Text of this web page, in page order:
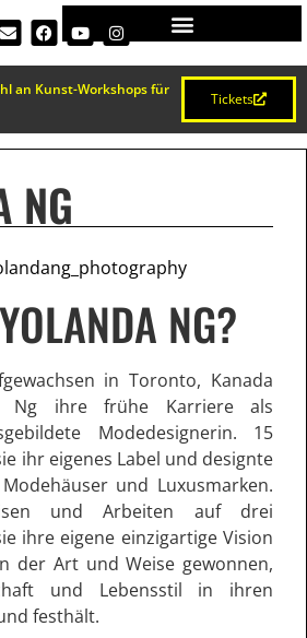
an Kunst-Workshops für
Tickets
NG
NG?
in Toronto, Kanada
Ng ihre frühe Karriere als
Modedesignerin. 15
ihr eigenes Label und designte
und Luxusmarken.
und Arbeiten auf drei
ihre eigene einzigartige Vision
der Art und Weise gewonnen,
und Lebensstil in ihren
festhält.